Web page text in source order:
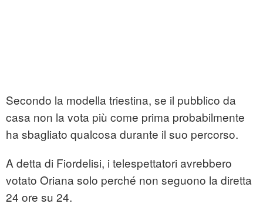
Secondo la modella triestina, se il pubblico da
casa non la vota più come prima probabilmente
ha sbagliato qualcosa durante il suo percorso.
A detta di Fiordelisi, i telespettatori avrebbero
votato Oriana solo perché non seguono la diretta
24 ore su 24.